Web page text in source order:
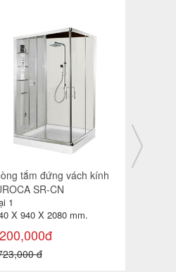
tắm đứng vách kính
SR-G3C
1
X 1040 X 2060 mm.
đ